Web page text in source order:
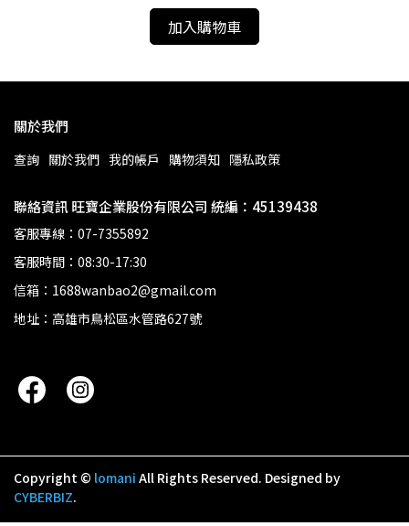
加入購物車
關於我們
查詢 關於我們 我的帳戶 購物須知 隱私政策
聯絡資訊 旺寶企業股份有限公司 統編：45139438
客服專線：07-7355892
客服時間：08:30-17:30
信箱：1688wanbao2@gmail.com
地址：高雄市鳥松區水管路627號
Copyright © lomani All Rights Reserved. Designed by
CYBERBIZ.